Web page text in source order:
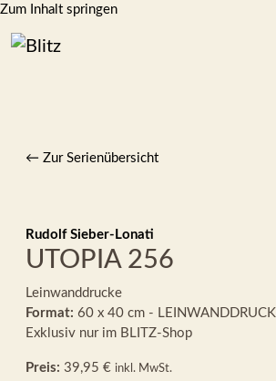
Zum Inhalt springen
← Zur Serienübersicht
Rudolf Sieber-Lonati
UTOPIA 256
Leinwanddrucke
Format: 60 x 40 cm - LEINWANDDRUCK
Exklusiv nur im BLITZ-Shop
Preis: 39,95 € inkl. MwSt.